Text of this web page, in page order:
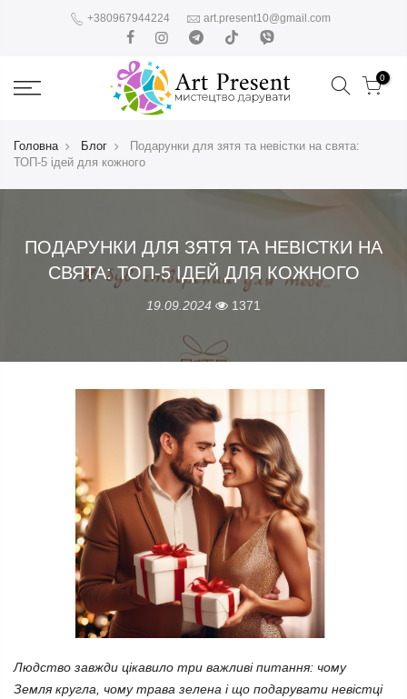
+380967944224 art.present10@gmail.com
0
Головна Блог
Подарунки для зятя та невістки на свята:
ТОП-5 ідей для кожного
ПОДАРУНКИ ДЛЯ ЗЯТЯ ТА НЕВІСТКИ НА
СВЯТА: ТОП-5 ІДЕЙ ДЛЯ КОЖНОГО
19.09.2024 1371
Людство завжди цікавило три важливі питання: чому
Земля кругла, чому трава зелена і що подарувати невістці